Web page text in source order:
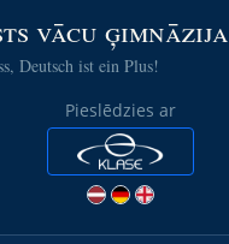
vācu ģimnāzija
Deutsch ist ein Plus!
Pieslēdzies ar